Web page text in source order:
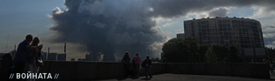
ВОЙНАТА